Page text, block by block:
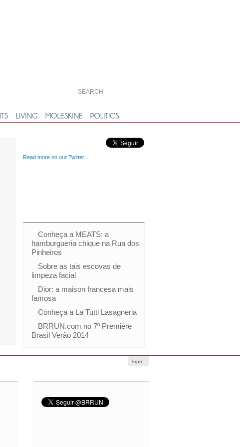
Read more on our Twitter...
Conheça a MEATS: a
hamburgueria chique na Rua dos
Pinheiros
Sobre as tais escovas de
limpeza facial
Dior: a maison francesa mais
famosa
Conheça a La Tutti Lasagneria
BRRUN.com no 7º Première
Brasil Verão 2014
Topo